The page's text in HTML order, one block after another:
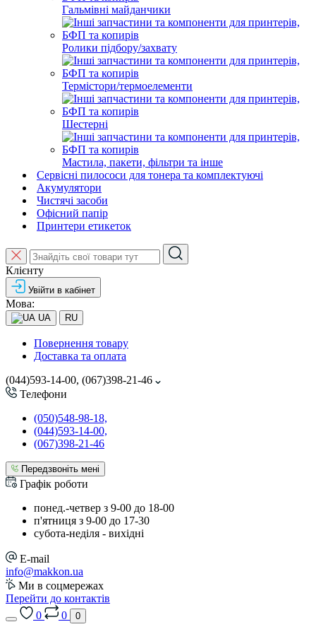
Гальмівні майданчики
Ролики підбору/захвату
Термістори/термоелементи
Шестерні
Мастила, пакети, фільтри та інше
Сервісні пилососи для тонера та комплектуючі
Акумулятори
Чистячі засоби
Офісний папір
Принтери етикеток
Клієнту
Увійти в кабінет
Мова:
UA RU
Повернення товару
Доставка та оплата
(044)593-14-00, (067)398-21-46
Телефони
(050)548-98-18,
(044)593-14-00,
(067)398-21-46
Передзвоніть мені
Графік роботи
понед.-четвер з 9-00 до 18-00
п'ятниця з 9-00 до 17-30
cубота-неділя - вихідні
E-mail
info@makkon.ua
Ми в соцмережах
Перейти до контактів
0
0 0